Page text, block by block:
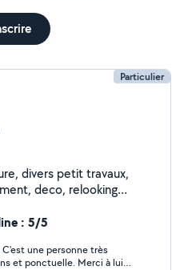
Particulier
deco, relooking
: 5/5
une personne très
et ponctuelle. Merci à lui.